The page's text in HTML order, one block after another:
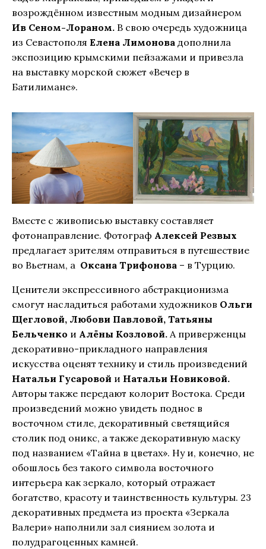
возрождённом известным модным дизайнером
Ив Сеном-Лораном. В свою очередь художница
из Севастополя Елена Лимонова дополнила
экспозицию крымскими пейзажами и привезла
на выставку морской сюжет «Вечер в
Батилимане».
Вместе с живописью выставку составляет
фотонаправление. Фотограф Алексей Резвых
предлагает зрителям отправиться в путешествие
во Вьетнам, а Оксана Трифонова – в Турцию.
Ценители экспрессивного абстракционизма
смогут насладиться работами художников Ольги
Щегловой, Любови Павловой, Татьяны
Бельченко и Алёны Козловой. А приверженцы
декоративно-прикладного направления
искусства оценят технику и стиль произведений
Натальи Гусаровой и Натальи Новиковой.
Авторы также передают колорит Востока. Среди
произведений можно увидеть поднос в
восточном стиле, декоративный светящийся
столик под оникс, а также декоративную маску
под названием «Тайна в цветах». Ну и, конечно, не
обошлось без такого символа восточного
интерьера как зеркало, который отражает
богатство, красоту и таинственность культуры. 23
декоративных предмета из проекта «Зеркала
Валери» наполнили зал сиянием золота и
полудрагоценных камней.